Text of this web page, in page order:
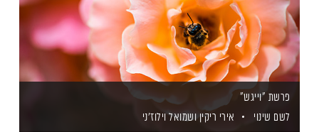
פרשת "וייגש"
לשם שינוי
אירי ריקיןושמואל וילוז'ני